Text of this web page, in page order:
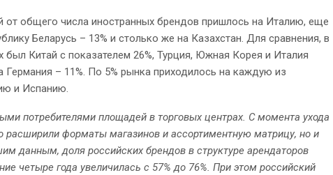
от общего числа иностранных брендов пришлось на Италию, еще
Беларусь – 13% и столько же на Казахстан. Для сравнения, в
был Китай с показателем 26%, Турция, Южная Корея и Италия
– 11%. По 5% рынка приходилось на каждую из
и Испанию.
потребителями площадей в торговых центрах. С момента ухода
расширили форматы магазинов и ассортиментную матрицу, но и
данным, доля российских брендов в структуре арендаторов
четыре года увеличилась с 57% до 76%. При этом российский